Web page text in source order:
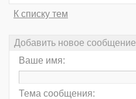
К списку тем
Добавить новое сообщение
Ваше имя:
Тема сообщения: